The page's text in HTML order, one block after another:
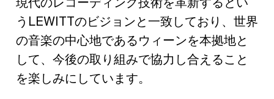
うLEWITTのビジョンと一致しており、世界
の音楽の中心地であるウィーンを本拠地と
して、今後の取り組みで協力し合えること
を楽しみにしています。